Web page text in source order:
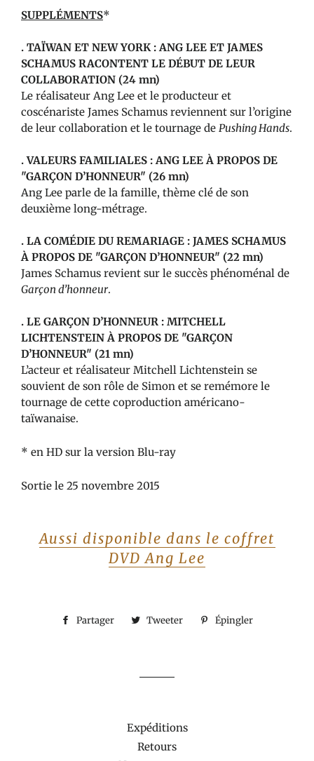
SUPPLÉMENTS*
. TAÏWAN ET NEW YORK : ANG LEE ET JAMES
SCHAMUS RACONTENT LE DÉBUT DE LEUR
COLLABORATION (24 mn)
Le réalisateur Ang Lee et le producteur et
coscénariste James Schamus reviennent sur l’origine
de leur collaboration et le tournage de Pushing Hands.
. VALEURS FAMILIALES : ANG LEE À PROPOS DE
"GARÇON D’HONNEUR" (26 mn)
Ang Lee parle de la famille, thème clé de son
deuxième long-métrage.
. LA COMÉDIE DU REMARIAGE : JAMES SCHAMUS
À PROPOS DE "GARÇON D’HONNEUR" (22 mn)
James Schamus revient sur le succès phénoménal de
Garçon d’honneur.
. LE GARÇON D’HONNEUR : MITCHELL
LICHTENSTEIN À PROPOS DE "GARÇON
D’HONNEUR" (21 mn)
L’acteur et réalisateur Mitchell Lichtenstein se
souvient de son rôle de Simon et se remémore le
tournage de cette coproduction américano-
taïwanaise.
* en HD sur la version Blu-ray
Sortie le 25 novembre 2015
Aussi disponible dans le coffret
DVD Ang Lee
Partager
PartagerTweeter
TweeterÉpingler
Expéditions
Retours